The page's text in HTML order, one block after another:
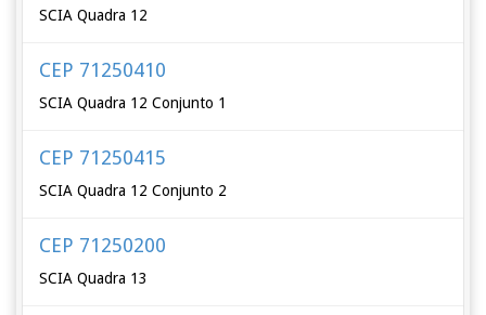
SCIA Quadra 12
CEP 71250410
SCIA Quadra 12 Conjunto 1
CEP 71250415
SCIA Quadra 12 Conjunto 2
CEP 71250200
SCIA Quadra 13